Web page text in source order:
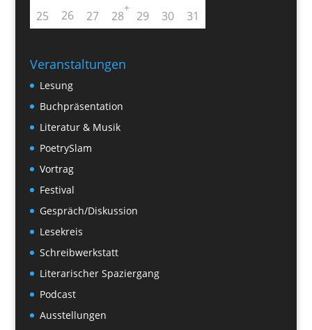
25
26 27 28
+
29 30 31
Veranstaltungen
Lesung
Buchpräsentation
Literatur & Musik
PoetrySlam
Vortrag
Festival
Gespräch/Diskussion
Lesekreis
Schreibwerkstatt
Literarischer Spaziergang
Podcast
Ausstellungen